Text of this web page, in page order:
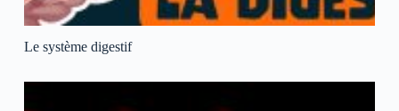
Le système digestif